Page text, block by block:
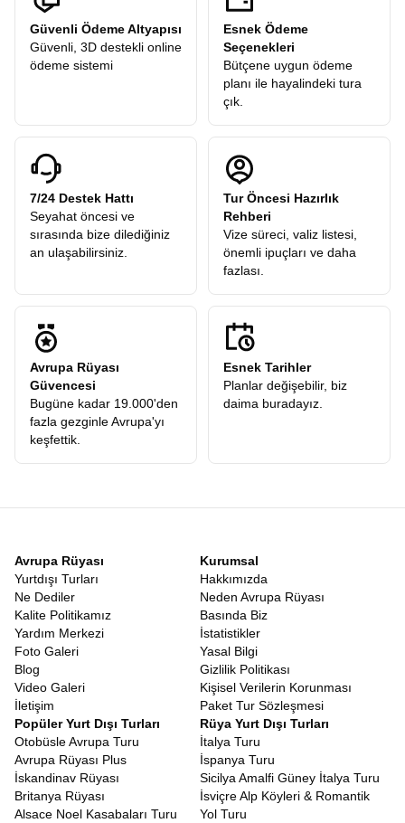
Güvenli Ödeme Altyapısı
Güvenli, 3D destekli online
ödeme sistemi
Esnek Ödeme
Seçenekleri
Bütçene uygun ödeme
planı ile hayalindeki tura
çık.
7/24 Destek Hattı
Seyahat öncesi ve
sırasında bize dilediğiniz
an ulaşabilirsiniz.
Tur Öncesi Hazırlık
Rehberi
Vize süreci, valiz listesi,
önemli ipuçları ve daha
fazlası.
Avrupa Rüyası
Güvencesi
Bugüne kadar 19.000'den
fazla gezginle Avrupa'yı
keşfettik.
Esnek Tarihler
Planlar değişebilir, biz
daima buradayız.
Avrupa Rüyası
Yurtdışı Turları
Ne Dediler
Kalite Politikamız
Yardım Merkezi
Foto Galeri
Blog
Video Galeri
İletişim
Kurumsal
Hakkımızda
Neden Avrupa Rüyası
Basında Biz
İstatistikler
Yasal Bilgi
Gizlilik Politikası
Kişisel Verilerin Korunması
Paket Tur Sözleşmesi
Popüler Yurt Dışı Turları
Otobüsle Avrupa Turu
Avrupa Rüyası Plus
İskandinav Rüyası
Britanya Rüyası
Alsace Noel Kasabaları Turu
Rüya Yurt Dışı Turları
İtalya Turu
İspanya Turu
Sicilya Amalfi Güney İtalya Turu
İsviçre Alp Köyleri & Romantik
Yol Turu